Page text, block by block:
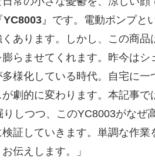
YC8003』です。電動ポンプと
あります。しかし、この商
らませてくれます。昨今は
様化している時代。自宅に
劇的に変わります。本記事
しつつ、このYC8003がなぜ
証していきます。単調な作
伝えします。」